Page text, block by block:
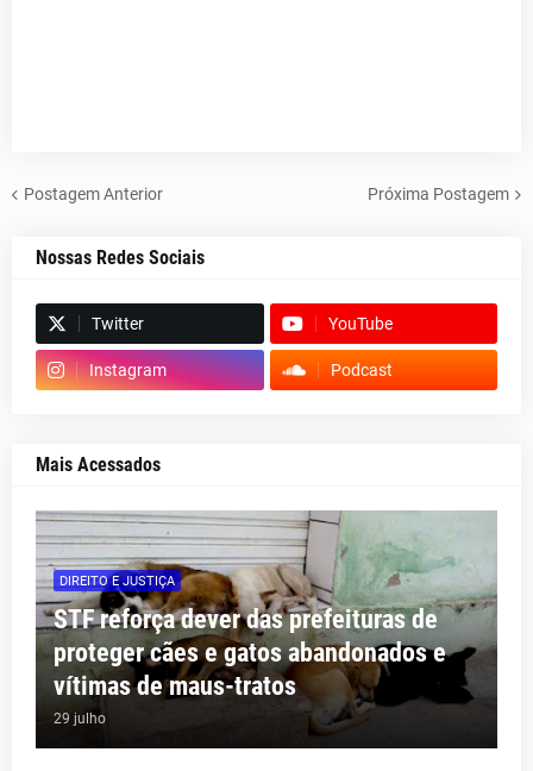
Postagem Anterior Próxima Postagem
Nossas Redes Sociais
Twitter YouTube
Instagram Podcast
Mais Acessados
DIREITO E JUSTIÇA
STF reforça dever das prefeituras de
proteger cães e gatos abandonados e
vítimas de maus-tratos
29 julho